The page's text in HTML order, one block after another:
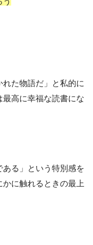
た物語だ」と私的に
高に幸福な読書にな
る」という特別感を
に触れるときの最上